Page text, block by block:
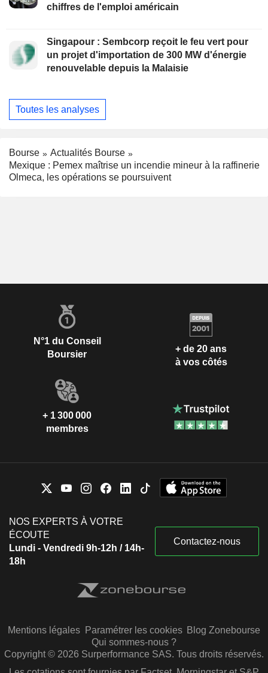
chiffres de l'emploi américain
Singapour : Sembcorp reçoit le feu vert pour
un projet d'importation de 300 MW d'énergie
renouvelable depuis la Malaisie
Toutes les analyses
Bourse
Actualités Bourse
Mexique : Pemex maîtrise un incendie mineur à la raffinerie
Olmeca, les opérations se poursuivent
N°1 du Conseil
Boursier
+ de 20 ans
à vos côtés
+ 1 300 000
membres
NOS EXPERTS À VOTRE
ÉCOUTE
Lundi - Vendredi 9h-12h / 14h-
18h
Contactez-nous
Mentions légales Paramétrer les cookies Blog Zonebourse
Qui sommes-nous ?
Copyright © 2026 Surperformance SAS. Tous droits réservés.